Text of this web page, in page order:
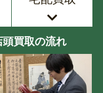
買取の流れ